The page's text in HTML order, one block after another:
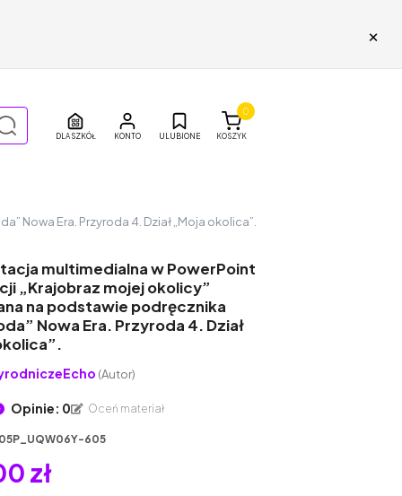
×
DLA SZKÓŁ ULUBIONE KOSZYK
0
Nowa Era. Przyroda 4. Dział „Moja okolica”.
multimedialna w PowerPoint
„Krajobraz mojej okolicy”
na podstawie podręcznika
Nowa Era. Przyroda 4. Dział
(Autor)
Opinie: 0 Oceń materiał
605
zł